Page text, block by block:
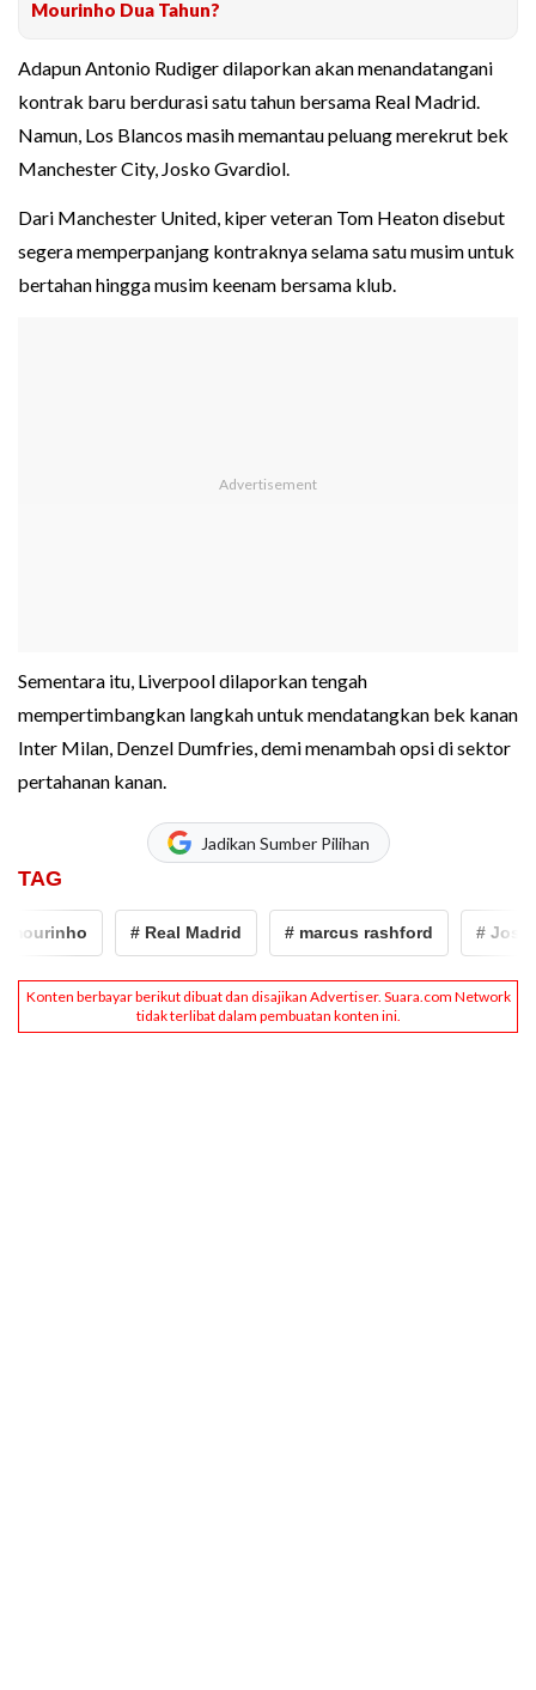
Mourinho Dua Tahun?
Adapun Antonio Rudiger dilaporkan akan menandatangani
kontrak baru berdurasi satu tahun bersama Real Madrid.
Namun, Los Blancos masih memantau peluang merekrut bek
Manchester City, Josko Gvardiol.
Dari Manchester United, kiper veteran Tom Heaton disebut
segera memperpanjang kontraknya selama satu musim untuk
bertahan hingga musim keenam bersama klub.
Sementara itu, Liverpool dilaporkan tengah
mempertimbangkan langkah untuk mendatangkan bek kanan
Inter Milan, Denzel Dumfries, demi menambah opsi di sektor
pertahanan kanan.
Jadikan Sumber Pilihan
TAG
# Real Madrid # marcus rashford # Jose